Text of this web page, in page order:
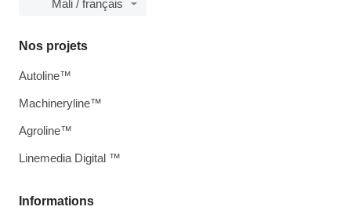
Mali / français
Informations
Nos projets
Autoline™
Machineryline™
Agroline™
Linemedia Digital ™